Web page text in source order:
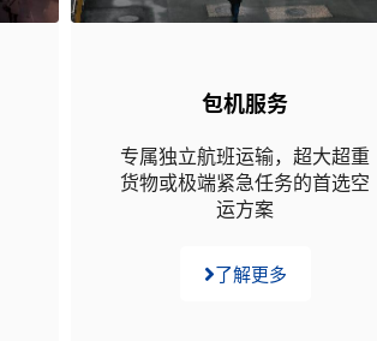
包机服务
专属独立航班运输，超大超重
货物或极端紧急任务的首选空
运方案
了解更多